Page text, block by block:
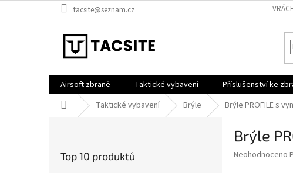
na
tacsite@seznam.cz
Airsoft zbraně Taktické vybavení Příslušenství ke
Domů Taktické vybavení Brýle Brýle PROFILE s
Top 10 produktů
Brýle
Průměrné
Neohodnoceno